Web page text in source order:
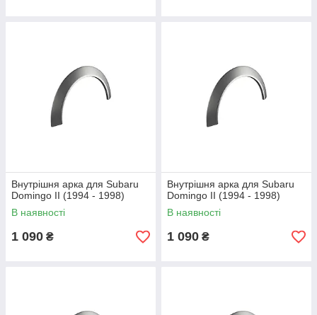
Внутрішня арка для Subaru
Domingo II (1994 - 1998)
В наявності
1 090 ₴
Внутрішня арка для Subaru
Domingo II (1994 - 1998)
В наявності
1 090 ₴